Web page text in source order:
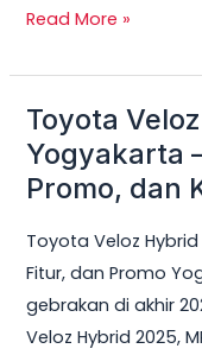
Read More »
Toyota
Yogyakarta
Promo, dan
Toyota Veloz
Fitur, dan Promo
gebrakan di akhir
Veloz Hybrid 2025,
Toyota
Veloz
Hybrid
Yogyakarta
–
Harga,
Spesifikasi,